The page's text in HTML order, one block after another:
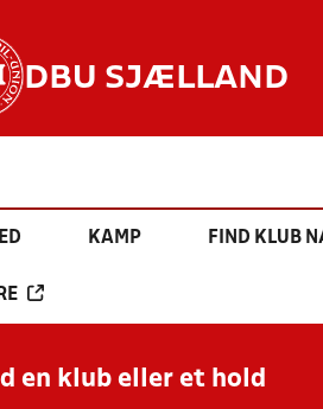
DBU SJÆLLAND
KAMP FIND KLUB
en klub eller et hold